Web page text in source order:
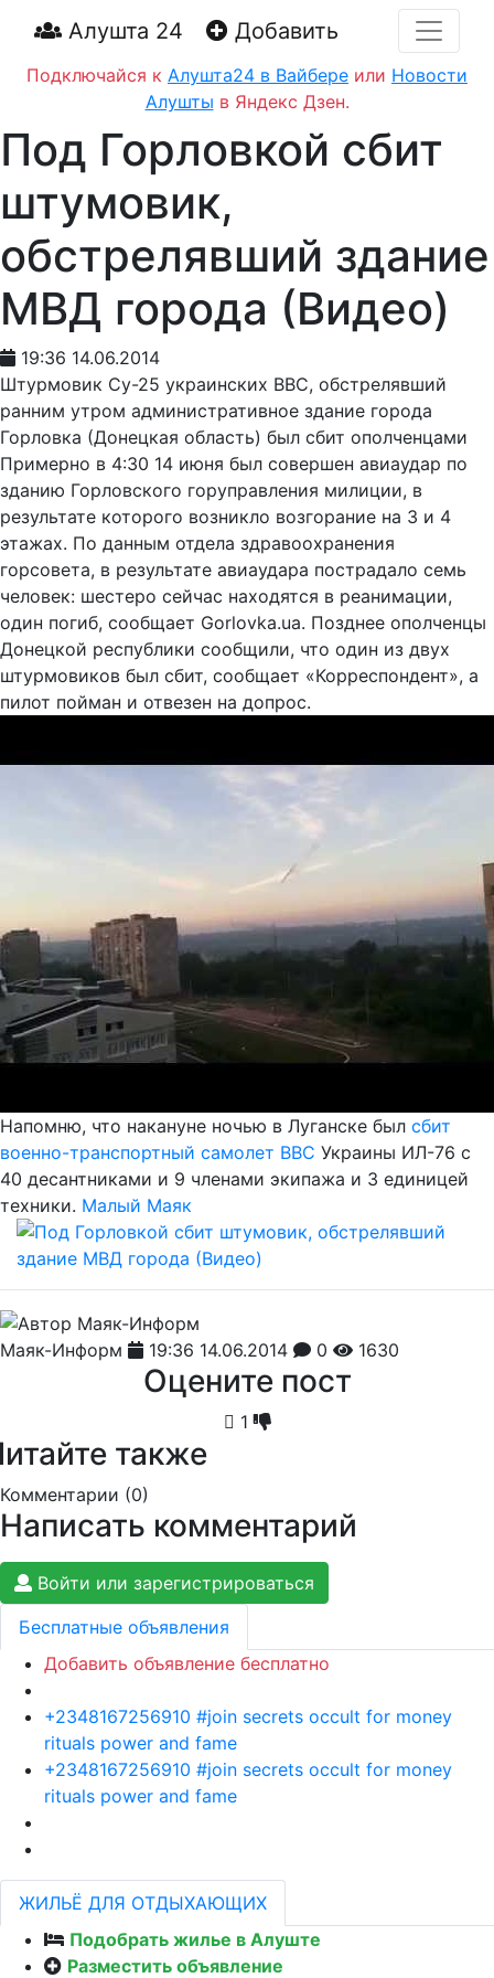
Алушта 24 Добавить
Подключайся к Алушта24 в Вайбере или Новости
Алушты в Яндекс Дзен.
Под Горловкой сбит
штумовик,
обстрелявший здание
МВД города (Видео)
19:36 14.06.2014
Штурмовик Су-25 украинских ВВС, обстрелявший
ранним утром административное здание города
Горловка (Донецкая область) был сбит ополченцами
Примерно в 4:30 14 июня был совершен авиаудар по
зданию Горловского горуправления милиции, в
результате которого возникло возгорание на 3 и 4
этажах. По данным отдела здравоохранения
горсовета, в результате авиаудара пострадало семь
человек: шестеро сейчас находятся в реанимации,
один погиб, сообщает Gorlovka.ua. Позднее ополченцы
Донецкой республики сообщили, что один из двух
штурмовиков был сбит, сообщает «Корреспондент», а
пилот пойман и отвезен на допрос.
Напомню, что накануне ночью в Луганске был сбит
военно-транспортный самолет ВВС Украины ИЛ-76 с
40 десантниками и 9 членами экипажа и 3 единицей
техники. Малый Маяк
Маяк-Информ 19:36 14.06.2014 0 1630
Оцените пост
1
также
Комментарии (0)
Написать комментарий
Войти или зарегистрироваться
Бесплатные объявления
Добавить объявление бесплатно
+2348167256910 #join secrets occult for money
rituals power and fame
+2348167256910 #join secrets occult for money
rituals power and fame
ЖИЛЬЁ ДЛЯ ОТДЫХАЮЩИХ
Подобрать жилье в Алуште
Разместить объявление